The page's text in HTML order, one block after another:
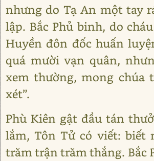
nhưng do Tạ An một tay
lập. Bắc Phủ binh, do
Huyền đôn đốc huấn
quá mười vạn quân,
xem thường, mong chúa
xét”.
Phù Kiên gật đầu tán
lắm, Tôn Tử có viết: biết
trăm trận trăm thắng. Bắc